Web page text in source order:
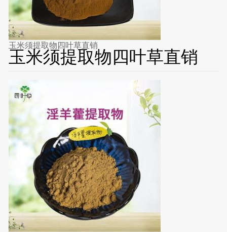
玉米须提取物四叶草直销
玉米须提取物四叶草直销